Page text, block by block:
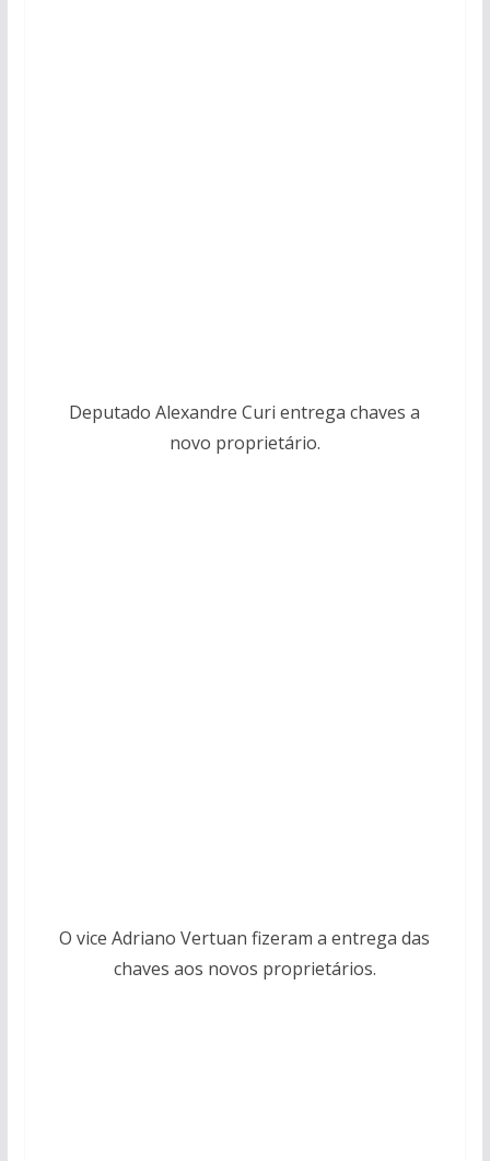
Deputado Alexandre Curi entrega chaves a
novo proprietário.
O vice Adriano Vertuan fizeram a entrega das
chaves aos novos proprietários.